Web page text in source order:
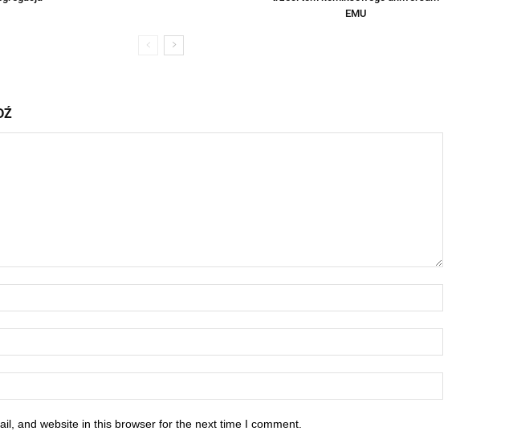
EMU
and website in this browser for the next time I comment.